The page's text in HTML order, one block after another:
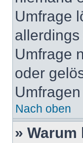
Umfrage
Umfrage
oder
Nach oben
»